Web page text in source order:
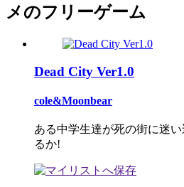
メのフリーゲーム
Dead City Ver1.0
cole&Moonbear
ある中学生達が死の街に迷
るか!